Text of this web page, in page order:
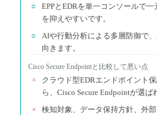
○
EPPとEDRを単一コンソールで
を抑えやすいです。
○
AIや行動分析による多層防御で
向きます。
Cisco Secure Endpointと比較して悪い点
×
クラウド型EDRエンドポイント
ら、Cisco Secure Endpointが選ば
×
検知対象、データ保持方針、外